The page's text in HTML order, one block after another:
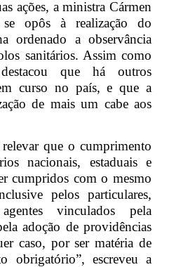
ações, a ministra Cármen
opôs à realização do
ordenado a observância
sanitários. Assim como
que há outros
curso no país, e que a
de mais um cabe aos
que o cumprimento
nacionais, estaduais e
cumpridos com o mesmo
pelos particulares,
vinculados pela
adoção de providências
caso, por ser matéria de
obrigatório”, escreveu a